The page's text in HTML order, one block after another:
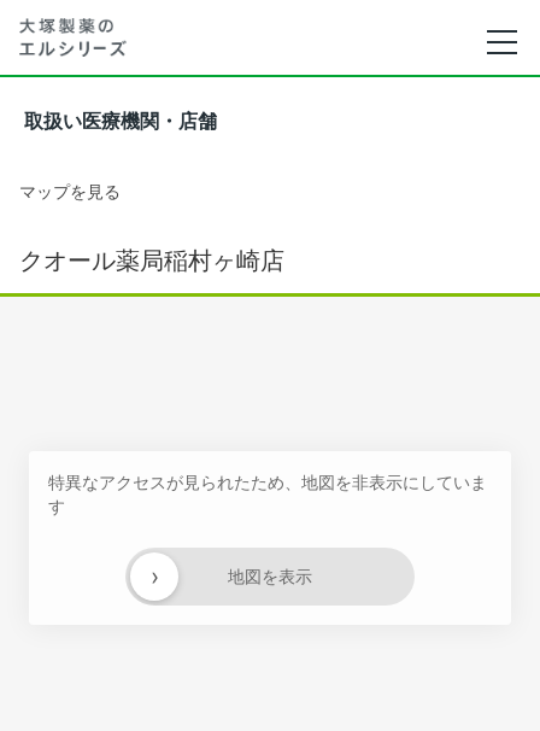
取扱い医療機関・店舗
マップを見る
クオール薬局稲村ヶ崎店
特異なアクセスが見られたため、地図を非表示にしていま
す
地図を表示
›